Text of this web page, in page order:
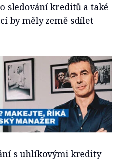
sledování kreditů a také
by měly země sdílet
s uhlíkovými kredity